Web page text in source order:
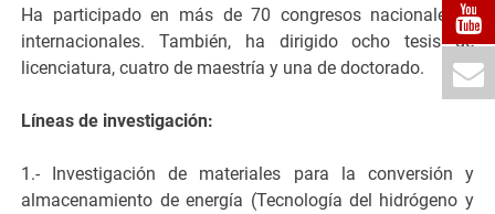
Ha participado en más de 70 congresos nacionales e
internacionales. También, ha dirigido ocho tesis de
licenciatura, cuatro de maestría y una de doctorado.
Líneas de investigación:
1.- Investigación de materiales para la conversión y
almacenamiento de energía (Tecnología del hidrógeno y